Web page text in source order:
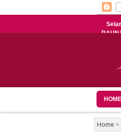
HOME
Home >